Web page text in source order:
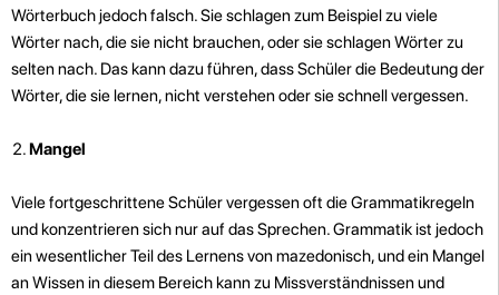
Wörterbuch jedoch falsch. Sie schlagen zum Beispiel zu viele
Wörter nach, die sie nicht brauchen, oder sie schlagen Wörter zu
selten nach. Das kann dazu führen, dass Schüler die Bedeutung der
Wörter, die sie lernen, nicht verstehen oder sie schnell vergessen.
Mangel
Viele fortgeschrittene Schüler vergessen oft die Grammatikregeln
und konzentrieren sich nur auf das Sprechen. Grammatik ist jedoch
ein wesentlicher Teil des Lernens von mazedonisch, und ein Mangel
an Wissen in diesem Bereich kann zu Missverständnissen und